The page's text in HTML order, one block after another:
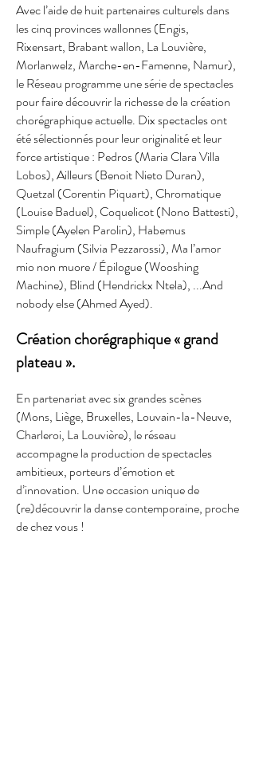
Avec l’aide de huit partenaires culturels dans
les cinq provinces wallonnes (Engis,
Rixensart, Brabant wallon, La Louvière,
Morlanwelz, Marche-en-Famenne, Namur),
le Réseau programme une série de spectacles
pour faire découvrir la richesse de la création
chorégraphique actuelle. Dix spectacles ont
été sélectionnés pour leur originalité et leur
force artistique : Pedros (Maria Clara Villa
Lobos), Ailleurs (Benoit Nieto Duran),
Quetzal (Corentin Piquart), Chromatique
(Louise Baduel), Coquelicot (Nono Battesti),
Simple (Ayelen Parolin), Habemus
Naufragium (Silvia Pezzarossi), Ma l’amor
mio non muore / Épilogue (Wooshing
Machine), Blind (Hendrickx Ntela), ...And
nobody else (Ahmed Ayed).
Création chorégraphique « grand
plateau ».
En partenariat avec six grandes scènes
(Mons, Liège, Bruxelles, Louvain-la-Neuve,
Charleroi, La Louvière), le réseau
accompagne la production de spectacles
ambitieux, porteurs d’émotion et
d’innovation. Une occasion unique de
(re)découvrir la danse contemporaine, proche
de chez vous !